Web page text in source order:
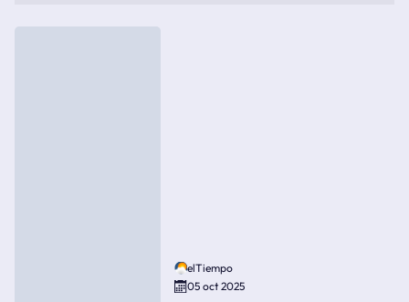
elTiempo
05 oct 2025